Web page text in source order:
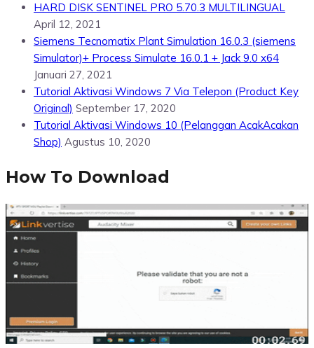
HARD DISK SENTINEL PRO 5.70.3 MULTILINGUAL
April 12, 2021
Siemens Tecnomatix Plant Simulation 16.0.3 (siemens
Simulator)+ Process Simulate 16.0.1 + Jack 9.0 x64
Januari 27, 2021
Tutorial Aktivasi Windows 7 Via Telepon (Product Key
Original) September 17, 2020
Tutorial Aktivasi Windows 10 (Pelanggan AcakAcakan
Shop) Agustus 10, 2020
How To Download